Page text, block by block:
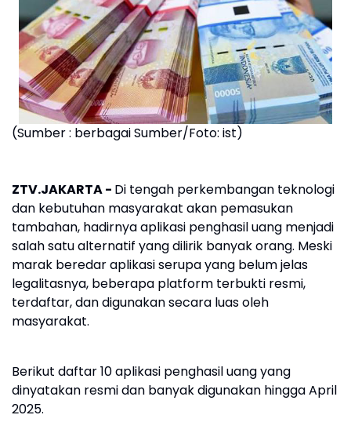
(Sumber : berbagai Sumber/Foto: ist)
ZTV.JAKARTA - Di tengah perkembangan teknologi
dan kebutuhan masyarakat akan pemasukan
tambahan, hadirnya aplikasi penghasil uang menjadi
salah satu alternatif yang dilirik banyak orang. Meski
marak beredar aplikasi serupa yang belum jelas
legalitasnya, beberapa platform terbukti resmi,
terdaftar, dan digunakan secara luas oleh
masyarakat.
Berikut daftar 10 aplikasi penghasil uang yang
dinyatakan resmi dan banyak digunakan hingga April
2025.